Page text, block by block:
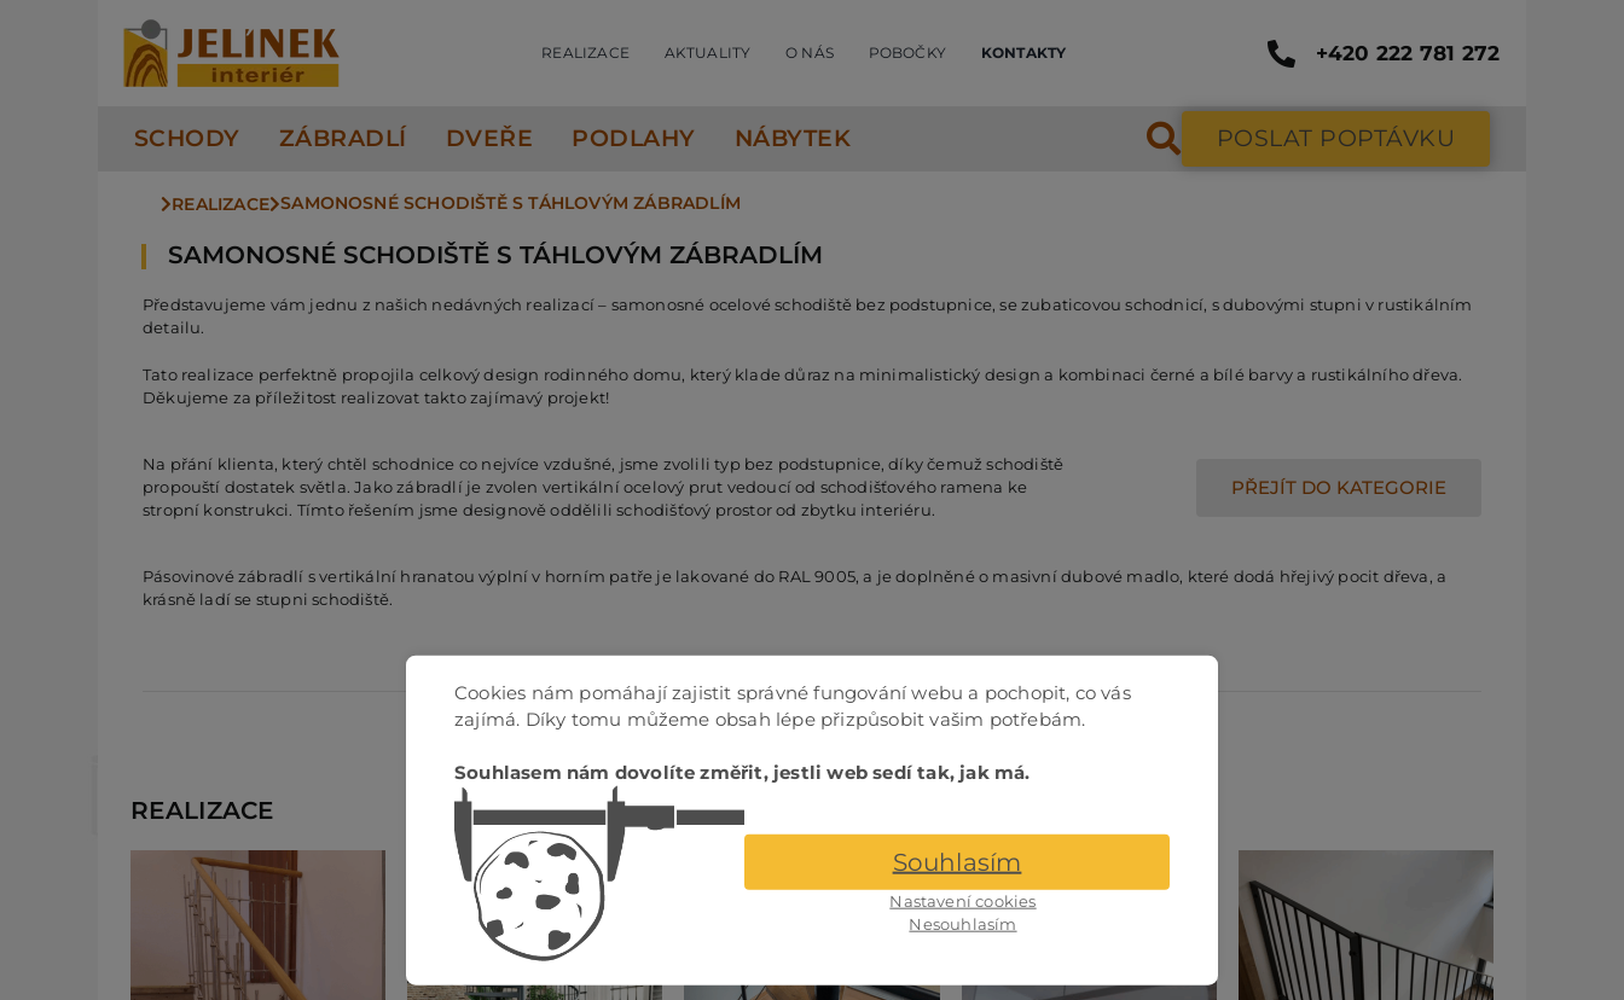
REALIZACE AKTUALITY O NÁS POBOČKY KONTAKTY +420 222 781 272
SCHODY ZÁBRADLÍ DVEŘE PODLAHY NÁBYTEK POSLAT POPTÁVKU
REALIZACE SAMONOSNÉ SCHODIŠTĚ S TÁHLOVÝM ZÁBRADLÍM
SAMONOSNÉ SCHODIŠTĚ S TÁHLOVÝM ZÁBRADLÍM
Představujeme vám jednu z našich nedávných realizací – samonosné ocelové schodiště bez podstupnice, se zubaticovou schodnicí, s dubovými stupni v rustikálním
detailu.
Tato realizace perfektně propojila celkový design rodinného domu, který klade důraz na minimalistický design a kombinaci černé a bílé barvy a rustikálního dřeva.
Děkujeme za příležitost realizovat takto zajímavý projekt!
Na přání klienta, který chtěl schodnice co nejvíce vzdušné, jsme zvolili typ bez podstupnice, díky čemuž schodiště
propouští dostatek světla. Jako zábradlí je zvolen vertikální ocelový prut vedoucí od schodišťového ramena ke
stropní konstrukci. Tímto řešením jsme designově oddělili schodišťový prostor od zbytku interiéru.
PŘEJÍT DO KATEGORIE
Pásovinové zábradlí s vertikální hranatou výplní v horním patře je lakované do RAL 9005, a je doplněné o masivní dubové madlo, které dodá hřejivý pocit dřeva, a
krásně ladí se stupni schodiště.
REALIZACE
Cookies nám pomáhají zajistit správné fungování webu a pochopit, co vás
zajímá. Díky tomu můžeme obsah lépe přizpůsobit vašim potřebám.
Souhlasem nám dovolíte změřit, jestli web sedí tak, jak má.
Nastavení cookies
Nesouhlasím
Souhlasím